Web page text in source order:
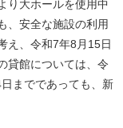
り大ホールを使用中
、安全な施設の利用
え、令和7年8月15日
貸館については、令
までであっても、新